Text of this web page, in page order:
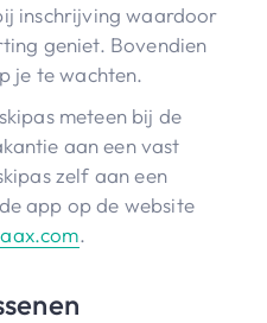
inschrijving waardoor
geniet. Bovendien
je te wachten.
meteen bij de
aan een vast
zelf aan een
app op de website
.